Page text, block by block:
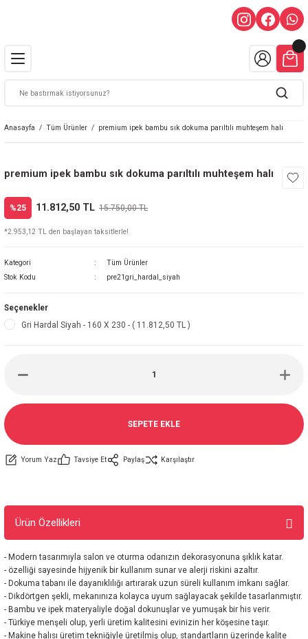
Anasayfa Tüm Ürünler premium ipek bambu sık dokuma parıltılı muhteşem halı
premium ipek bambu sık dokuma parıltılı muhteşem halı
%25 11.812,50 TL 15.750,00 TL
*2.953,12 TL den başlayan taksitlerle!
Kategori
Tüm Ürünler
Stok Kodu
pre21gri_hardal_siyah
Seçenekler
Gri Hardal Siyah - 160 X 230 - ( 11.812,50 TL )
SEPETE EKLE
Yorum Yaz Tavsiye Et Paylaş Karşılaştır
Ürün Özellikleri
- Modern tasarımıyla salon ve oturma odanızın dekorasyonuna şıklık katar.
- özelliği sayesinde hijyenik bir kullanım sunar ve alerji riskini azaltır.
- Dokuma tabanı ile dayanıklılığı artırarak uzun süreli kullanım imkanı sağlar.
- Dikdörtgen şekli, mekanınıza kolayca uyum sağlayacak şekilde tasarlanmıştır.
- Bambu ve ipek materyaliyle doğal dokunuşlar ve yumuşak bir his verir.
- Türkiye menşeli olup, yerli üretim kalitesini evinizin her köşesine taşır.
- Makine halısı üretim tekniğiyle üretilmiş olup, standartların üzerinde kalite